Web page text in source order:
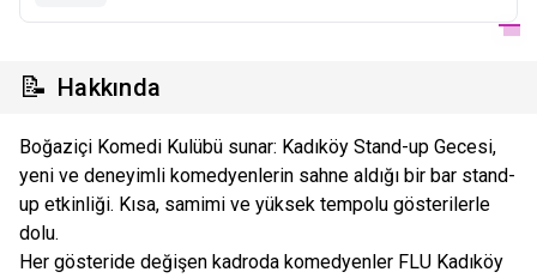
📝 Hakkında
Boğaziçi Komedi Kulübü sunar: Kadıköy Stand-up Gecesi,
yeni ve deneyimli komedyenlerin sahne aldığı bir bar stand-
up etkinliği. Kısa, samimi ve yüksek tempolu gösterilerle
dolu.
Her gösteride değişen kadroda komedyenler FLU Kadıköy